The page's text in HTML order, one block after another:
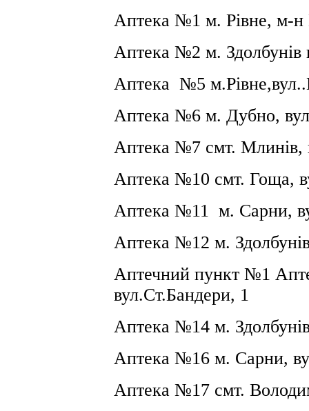
Аптека №1 м. Рівне, м-н
Аптека №2 м. Здолбунів
Аптека №5
Аптека №6 м. Дубно,
Аптека №7 смт. Млинів,
Аптека №10 смт. Гоща,
Аптека №11 м. Сарни,
Аптека №12 м.
Аптечний пункт №1
вул.Ст.Бандери, 1
Аптека №14 м.
Аптека №16 м. Сарни,
Аптека №17 смт.